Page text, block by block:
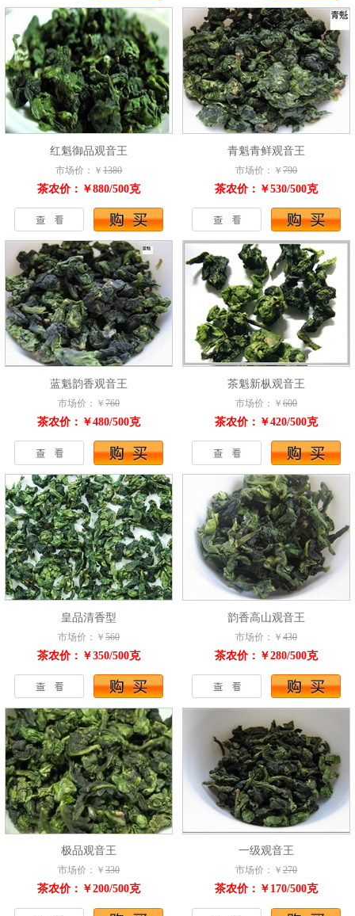
红魁御品观音王
市场价：￥ 1380
茶农价：￥880/500克
青魁青鲜观音王
市场价：￥ 790
茶农价：￥530/500克
蓝魁韵香观音王
市场价：￥ 760
茶农价：￥480/500克
茶魁新枞观音王
市场价：￥ 600
茶农价：￥420/500克
皇品清香型
市场价：￥ 560
茶农价：￥350/500克
韵香高山观音王
市场价：￥ 430
茶农价：￥280/500克
极品观音王
市场价：￥ 330
茶农价：￥200/500克
一级观音王
市场价：￥ 270
茶农价：￥170/500克